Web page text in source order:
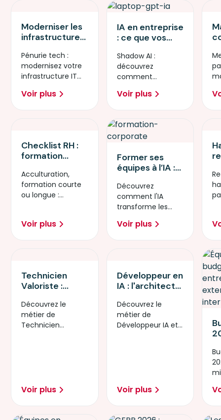
Moderniser les
infrastructures
reskilling
interne pour les
CTO et DRH
Pénurie tech :
modernisez votre
infrastructure IT
de vos équipes
Voir plus
IA en entreprise
: ce que vos
déjà en secret
(et comment
réagir)
Shadow AI :
découvrez
comment
former vos salariés
qui utilisent déjà
Voir plus
Checklist RH :
formation
ou
acculturation…
quel format
Acculturation,
formation courte
ou longue :
faire le bon choix.
Voir plus
Former ses
équipes à l’IA :
stratégique
pour les
entreprises
Découvrez
comment l'IA
transforme les
booste la
productivité.
Voir plus
Technicien
Valoriste :
à votre carrière
en réparant le
futur
Découvrez le
métier de
Technicien
Voir plus
Développeur en
IA : l'architecte
technologique
Découvrez le
métier de
Développeur IA et
Voir plus
?